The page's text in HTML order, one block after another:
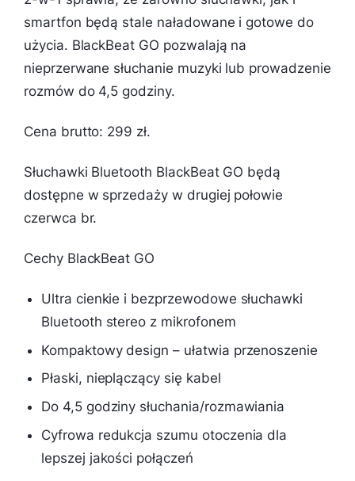
smartfon będą stale naładowane i gotowe do
użycia. BlackBeat GO pozwalają na
nieprzerwane słuchanie muzyki lub prowadzenie
rozmów do 4,5 godziny.
Cena brutto: 299 zł.
Słuchawki Bluetooth BlackBeat GO będą
dostępne w sprzedaży w drugiej połowie
czerwca br.
Cechy BlackBeat GO
Ultra cienkie i bezprzewodowe słuchawki
Bluetooth stereo z mikrofonem
Kompaktowy design – ułatwia przenoszenie
Płaski, nieplączący się kabel
Do 4,5 godziny słuchania/rozmawiania
Cyfrowa redukcja szumu otoczenia dla
lepszej jakości połączeń